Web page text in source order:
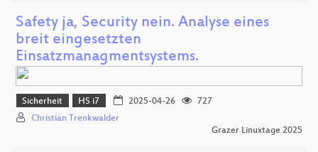
Safety ja, Security nein. Analyse eines
breit eingesetzten
Einsatzmanagmentsystems.
Sicherheit HS i7 2025-04-26
727
Christian Trenkwalder
Grazer Linuxtage 2025